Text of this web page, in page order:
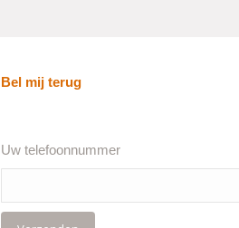
Bel mij terug
Uw telefoonnummer